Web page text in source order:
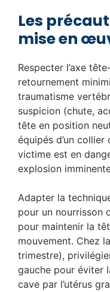
Les
mise en
Respecter l’axe
retournement
traumatisme
suspicion (chute,
tête en position
équipés d’un
victime est en
explosion
Adapter la
pour un nourrisson
pour maintenir la
mouvement. Chez
trimestre),
gauche pour éviter
cave par l’utérus